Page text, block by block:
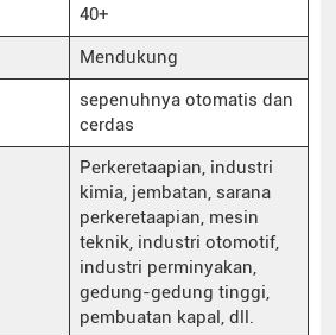
40+
Mendukung
sepenuhnya otomatis dan
cerdas
Perkeretaapian, industri
kimia, jembatan, sarana
perkeretaapian, mesin
teknik, industri otomotif,
industri perminyakan,
gedung-gedung tinggi,
pembuatan kapal, dll.